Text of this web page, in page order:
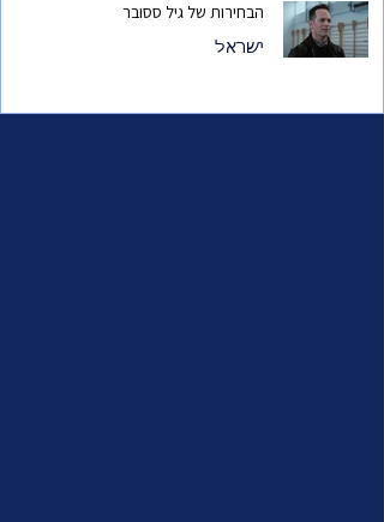
הבחירות של גיל ססובר
ישראל